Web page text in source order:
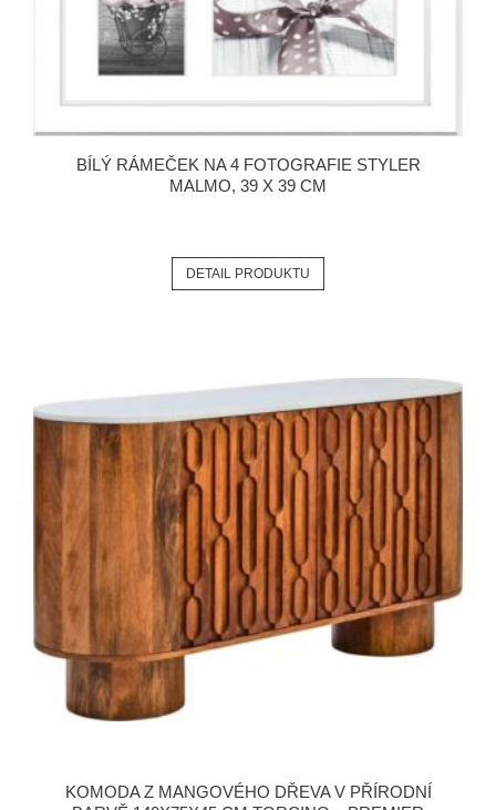
BÍLÝ RÁMEČEK NA 4 FOTOGRAFIE STYLER
MALMO, 39 X 39 CM
DETAIL PRODUKTU
KOMODA Z MANGOVÉHO DŘEVA V PŘÍRODNÍ